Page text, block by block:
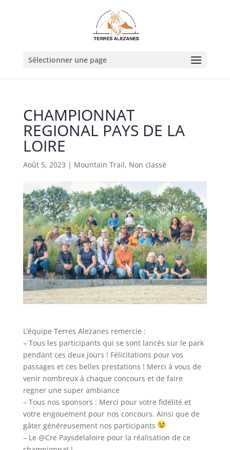
Sélectionner une page
CHAMPIONNAT
REGIONAL PAYS DE LA
LOIRE
Août 5, 2023 | Mountain Trail, Non classé
L’équipe Terres Alezanes remercie :
– Tous les participants qui se sont lancés sur le park
pendant ces deux jours ! Félicitations pour vos
passages et ces belles prestations ! Merci à vous de
venir nombreux à chaque concours et de faire
regner une super ambiance
– Tous nos sponsors : Merci pour votre fidélité et
votre engouement pour nos concours. Ainsi que de
gâter généreusement nos participants
– Le @Cre Paysdelaloire pour la réalisation de ce